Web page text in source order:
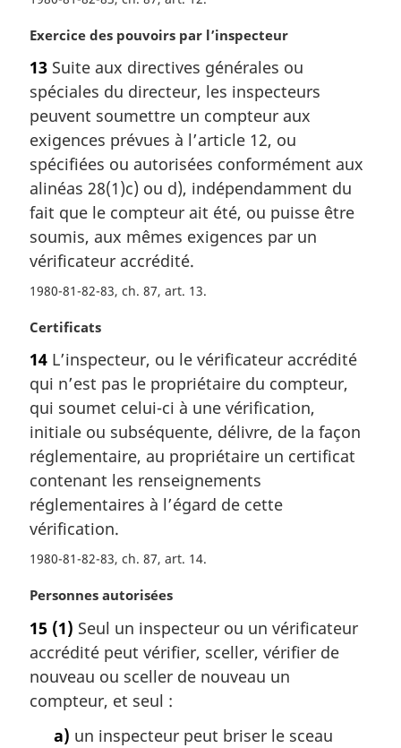
N
t
e
m
a
g
i
n
a
e
:
Exercice des pouvoirs par l’inspecteur
13 Suite aux directives générales ou
spéciales du directeur, les inspecteurs
peuvent soumettre un compteur aux
exigences prévues à l’article 12, ou
spécifiées ou autorisées conformément aux
alinéas 28(1)c) ou d), indépendamment du
fait que le compteur ait été, ou puisse être
soumis, aux mêmes exigences par un
vérificateur accrédité.
1980-81-82-83, ch. 87, art. 13
N
t
e
m
a
g
i
n
a
e
Certificats
14 L’inspecteur, ou le vérificateur accrédité
qui n’est pas le propriétaire du compteur,
qui soumet celui-ci à une vérification,
initiale ou subséquente, délivre, de la façon
réglementaire, au propriétaire un certificat
contenant les renseignements
réglementaires à l’égard de cette
vérification.
1980-81-82-83, ch. 87, art. 14
N
t
e
m
r
Personnes autorisées
15 (1) Seul un inspecteur ou un vérificateur
accrédité peut vérifier, sceller, vérifier de
nouveau ou sceller de nouveau un
compteur, et seul :
a) un inspecteur peut briser le sceau